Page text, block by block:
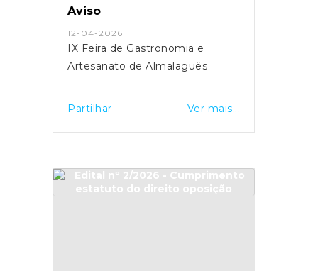
Aviso
12-04-2026
IX Feira de Gastronomia e
Artesanato de Almalaguês
Partilhar Ver mais...